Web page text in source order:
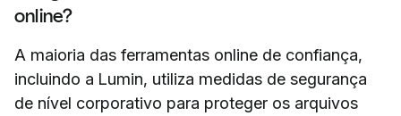
online?
A maioria das ferramentas online de confiança,
incluindo a Lumin, utiliza medidas de segurança
de nível corporativo para proteger os arquivos